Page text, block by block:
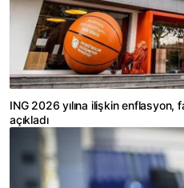
ING 2026 yılına ilişkin enflasyon,
açıkladı